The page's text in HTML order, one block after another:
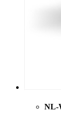
NL-